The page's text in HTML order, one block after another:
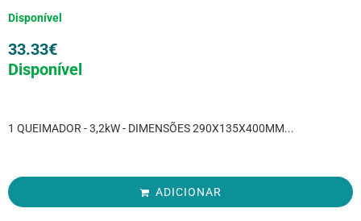
Disponível
33.33€
Disponível
1 QUEIMADOR - 3,2kW - DIMENSÕES 290X135X400MM...
ADICIONAR